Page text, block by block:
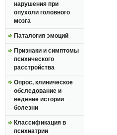
нарушения при
опухоли головного
мозга
Паталогия эмоций
Признаки и симптомы
психического
расстройства
Опрос, клиническое
обследование и
ведение истории
болезни
Классификация в
психиатрии